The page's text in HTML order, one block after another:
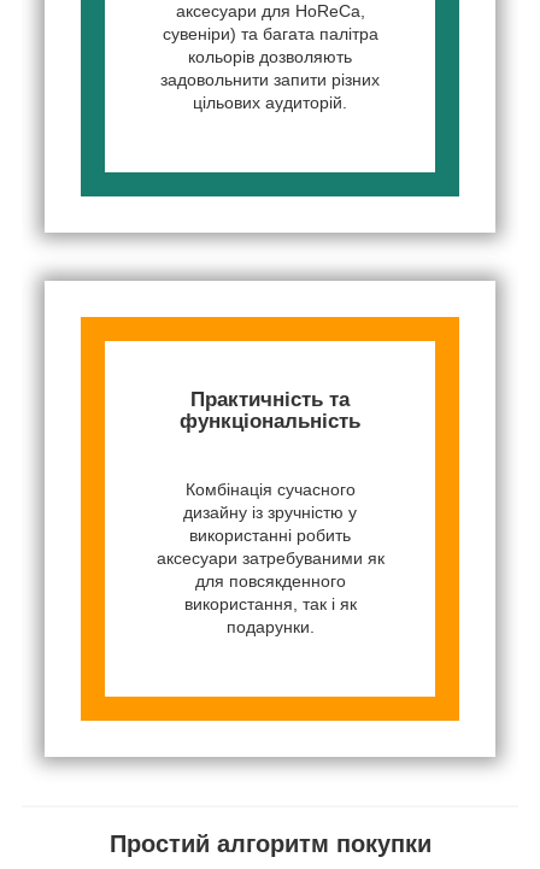
аксесуари для HoReCa,
сувеніри) та багата палітра
кольорів дозволяють
задовольнити запити різних
цільових аудиторій.
Практичність та
функціональність
Комбінація сучасного
дизайну із зручністю у
використанні робить
аксесуари затребуваними як
для повсякденного
використання, так і як
подарунки.
Простий алгоритм покупки